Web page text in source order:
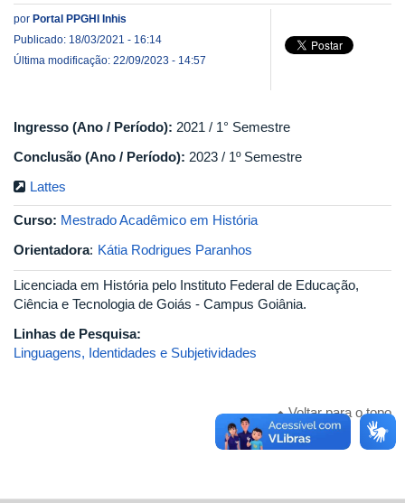
por Portal PPGHI Inhis
Publicado: 18/03/2021 - 16:14
Última modificação: 22/09/2023 - 14:57
Ingresso (Ano / Período): 2021 / 1° Semestre
Conclusão (Ano / Período): 2023 / 1º Semestre
Lattes
Curso: Mestrado Acadêmico em História
Orientadora: Kátia Rodrigues Paranhos
Licenciada em História pelo Instituto Federal de Educação,
Ciência e Tecnologia de Goiás - Campus Goiânia.
Linhas de Pesquisa:
Linguagens, Identidades e Subjetividades
Voltar para o topo